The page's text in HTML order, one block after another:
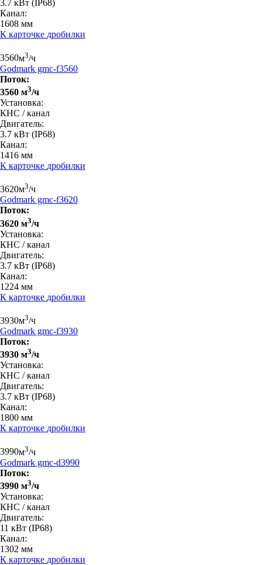
3.7 кВт (IP68)
Канал:
1608 мм
К карточке дробилки
3560м3/ч
Godmark gmc-f3560
Поток:
3560 м3/ч
Установка:
КНС / канал
Двигатель:
3.7 кВт (IP68)
Канал:
1416 мм
К карточке дробилки
3620м3/ч
Godmark gmc-f3620
Поток:
3620 м3/ч
Установка:
КНС / канал
Двигатель:
3.7 кВт (IP68)
Канал:
1224 мм
К карточке дробилки
3930м3/ч
Godmark gmc-f3930
Поток:
3930 м3/ч
Установка:
КНС / канал
Двигатель:
3.7 кВт (IP68)
Канал:
1800 мм
К карточке дробилки
3990м3/ч
Godmark gmc-d3990
Поток:
3990 м3/ч
Установка:
КНС / канал
Двигатель:
11 кВт (IP68)
Канал:
1302 мм
К карточке дробилки